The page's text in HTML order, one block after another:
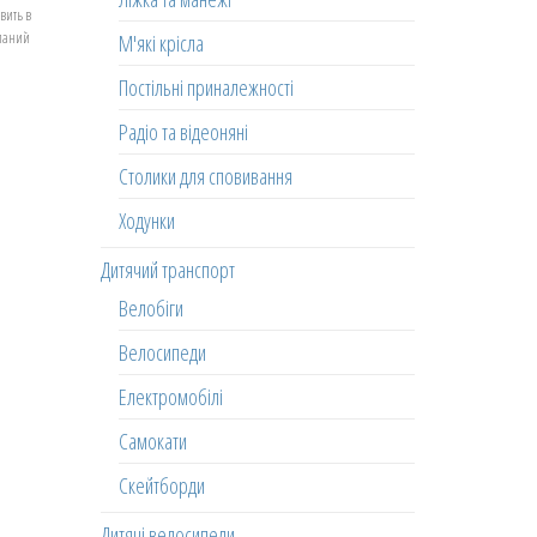
в
М'які крісла
Постільні приналежності
Радіо та відеоняні
Столики для сповивання
Ходунки
Дитячий транспорт
Велобіги
Велосипеди
Електромобілі
Самокати
Скейтборди